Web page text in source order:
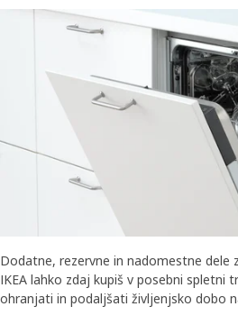
Dodatne, rezervne in nadomestne dele
IKEA lahko zdaj kupiš v posebni spletni
ohranjati in podaljšati življenjsko dobo